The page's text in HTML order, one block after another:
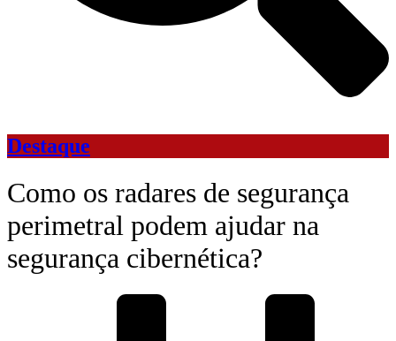
Destaque
Como os radares de segurança
perimetral podem ajudar na
segurança cibernética?